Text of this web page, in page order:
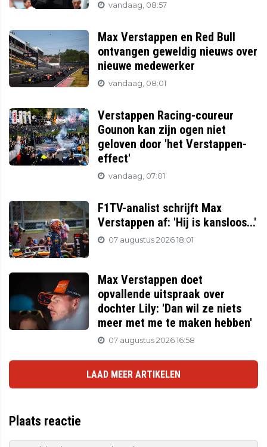
vandaag, 08:57
Max Verstappen en Red Bull
ontvangen geweldig nieuws over
nieuwe medewerker
vandaag, 08:01
Verstappen Racing-coureur
Gounon kan zijn ogen niet
geloven door 'het Verstappen-
effect'
vandaag, 07:01
F1TV-analist schrijft Max
Verstappen af: 'Hij is kansloos...'
07 augustus 2026 18:01
Max Verstappen doet
opvallende uitspraak over
dochter Lily: 'Dan wil ze niets
meer met me te maken hebben'
07 augustus 2026 16:58
LAAD MEER ARTIKELEN
Plaats reactie